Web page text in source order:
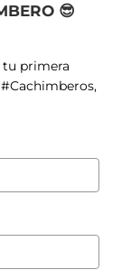
😎
tu primera